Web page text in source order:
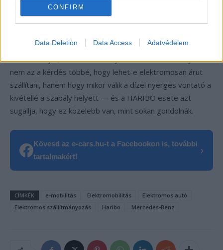
CONFIRM
Data Deletion Data Access Adatvédelem
teherszállításra viszont nem érett meg. A 600 kilométeres
saját, nyilvánosan vállalt fenntarthatósági céljaihoz köti a
flottacseréjét, az másoknak is jelzésértékű. Ennek nyomán
nem az a kérdés többé, hogy lehet-e elektromosan árut
szállítani, hanem hogy mikor válik a dízel nyerges vontató a
kivétellé a szabály helyett — és a HARIBO esete azt
sugallja, hogy ez közelebb van, mint sokan gondolnák.
Kövesd az e-cars.hu-t a Facebookon is, további
tartalmakért!
›
CÍMKÉK e-mobilitás Elektromobilitás
Elektromos autó
Elektromos szállítmányozás
Haribo Mercedes-Benz